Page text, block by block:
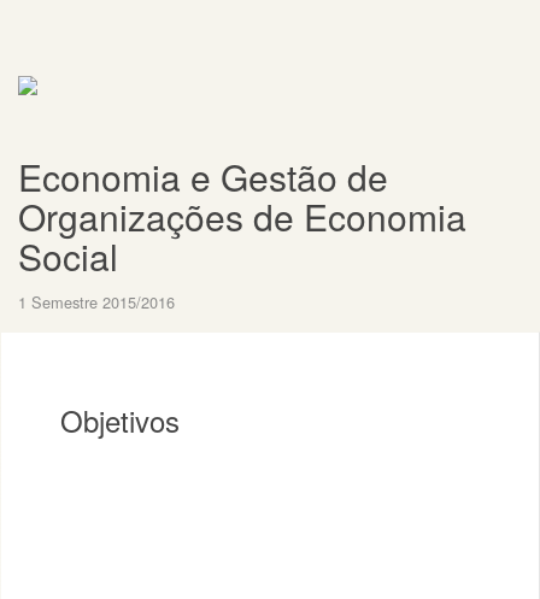
Economia e Gestão de
Organizações de Economia
Social
1 Semestre 2015/2016
Objetivos